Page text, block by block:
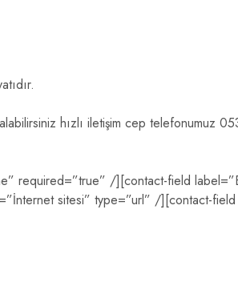
hızlı iletişim cep telefonumuz
required=”true” /][contact-field
sitesi” type=”url” /][contact-